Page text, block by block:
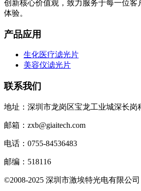
创新核心价值观，致力服务于每一位客
体验。
产品应用
生化医疗滤光片
美容仪滤光片
联系我们
地址：深圳市龙岗区宝龙工业城深长岗
邮箱：zxb@giaitech.com
电话：0755-84536483
邮编：518116
©2008-2025 深圳市激埃特光电有限公